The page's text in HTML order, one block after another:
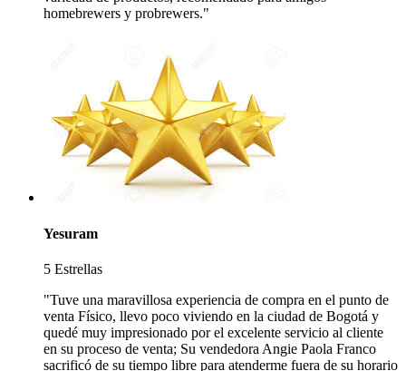
homebrewers y probrewers."
Yesuram
5 Estrellas
"Tuve una maravillosa experiencia de compra en el punto de
venta Físico, llevo poco viviendo en la ciudad de Bogotá y
quedé muy impresionado por el excelente servicio al cliente
en su proceso de venta; Su vendedora Angie Paola Franco
sacrificó de su tiempo libre para atenderme fuera de su horario